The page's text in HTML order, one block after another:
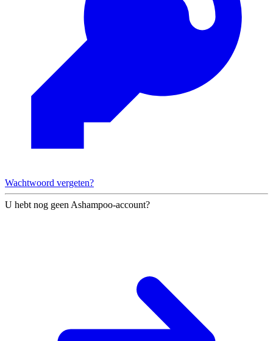
Wachtwoord vergeten?
U hebt nog geen Ashampoo-account?